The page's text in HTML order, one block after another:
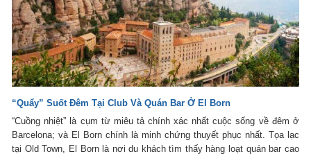
“Quẩy” Suốt Đêm Tại Club Và Quán Bar Ở El Born
“Cuồng nhiệt” là cụm từ miêu tả chính xác nhất cuộc sống về đêm ở
Barcelona; và El Born chính là minh chứng thuyết phục nhất. Tọa lạc
tại Old Town, El Born là nơi du khách tìm thấy hàng loạt quán bar cao